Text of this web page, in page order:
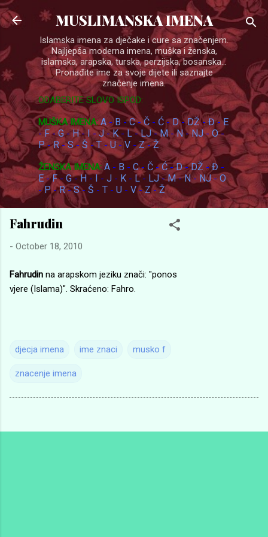
Skip to main content
MUSLIMANSKA IMENA
Islamska imena za dječake i cure sa značenjem.
Najljepša moderna imena, muška i ženska,
islamska, arapska, turska, perzijska, bosanska...
Pronađite ime za svoje dijete ili saznajte
značenje imena.
ODABERITE SLOVO ISPOD:
MUŠKA IMENA: A -B -C-Č - Ć-D-DŽ-Đ-E
-F-G-H-I-J-K-L-LJ-M-N-NJ-O-
P-R-S- Š -T-U -V -Z-Ž
ŽENSKA IMENA: A - B - C- Č-Ć-D-DŽ -Đ -
E-F- G-H- I - J - K - L- LJ-M-N- NJ-O
-P-R-S- Š - T - U - V-Z-Ž
Fahrudin
- October 18, 2010
Fahrudin na arapskom jeziku znači: "ponos
vjere (Islama)". Skraćeno: Fahro.
djecja imena ime znaci musko f
znacenje imena